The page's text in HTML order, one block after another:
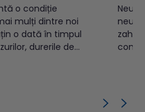
o condiție
mulți dintre noi
o dată în timpul
durerile de